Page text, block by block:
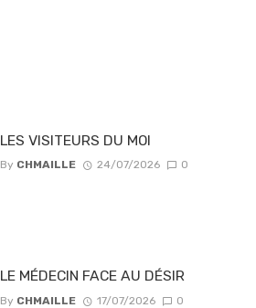
LES VISITEURS DU MOI
By CHMAILLE 24/07/2026 0
LE MÉDECIN FACE AU DÉSIR
By CHMAILLE 17/07/2026 0